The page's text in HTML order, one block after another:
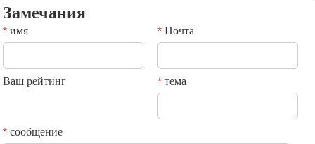
Замечания
*имя *Почта
Ваш рейтинг *тема
*сообщение